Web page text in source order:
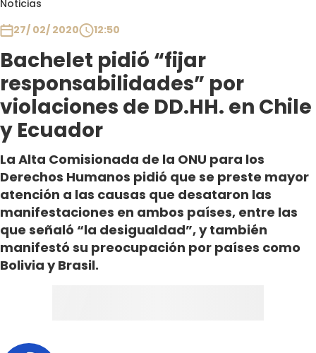
Noticias
27/ 02/ 2020
12:50
Bachelet pidió “fijar
responsabilidades” por
violaciones de DD.HH. en Chile
y Ecuador
La Alta Comisionada de la ONU para los
Derechos Humanos pidió que se preste mayor
atención a las causas que desataron las
manifestaciones en ambos países, entre las
que señaló “la desigualdad”, y también
manifestó su preocupación por países como
Bolivia y Brasil.
Club De La Comedia
Contigo en Directo
Plan Perfecto
El Tiempo
Sabingo
Todos Los Programas